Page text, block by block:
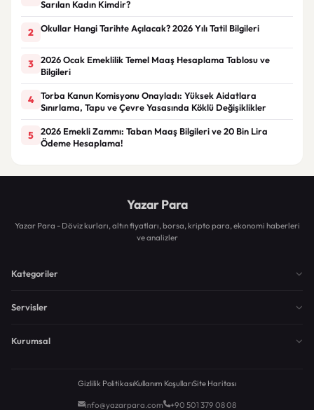
Sarılan Kadın Kimdir?
2 Okullar Hangi Tarihte Açılacak? 2026 Yılı Tatil Bilgileri
3
2026 Ocak Emeklilik Temel Maaş Hesaplama Tablosu ve
Bilgileri
4
Torba Kanun Komisyonu Onayladı: Yüksek Aidatlara
Sınırlama, Tapu ve Çevre Yasasında Köklü Değişiklikler
5
2026 Emekli Zammı: Taban Maaş Bilgileri ve 20 Bin Lira
Ödeme Hesaplama!
Yazar Para
Yazar Para - Döviz kurları, altın fiyatları, borsa, kripto para, ekonomi haberleri
ve analizler
Kategoriler
Servisler
Kurumsal
Gizlilik PolitikasıKullanım KoşullarıSite Haritası
info@yazarpara.com +90 501 379 08 08